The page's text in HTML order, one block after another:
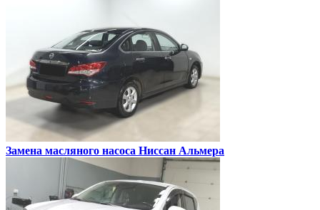
Замена масляного насоса Ниссан Альмера